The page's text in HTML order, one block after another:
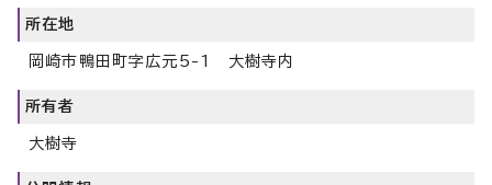
所在地
岡崎市鴨田町字広元5-1 大樹寺内
所有者
大樹寺